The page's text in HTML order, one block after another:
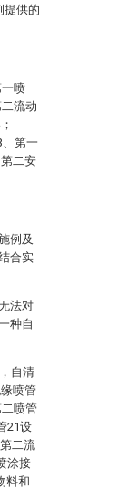
提供的
喷
流动
第一
二安
例及
合实
法对
种自
自清
喷管
喷管
21设
二流
涂接
料和